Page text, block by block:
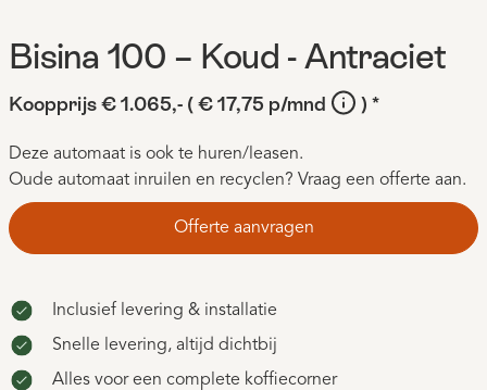
Bisina 100 – Koud - Antraciet
Koopprijs € 1.065,- ( € 17,75 p/mnd ) *
Deze automaat is ook te huren/leasen.
Oude automaat inruilen en recyclen? Vraag een offerte aan.
Offerte aanvragen
Inclusief levering & installatie
Snelle levering, altijd dichtbij
Alles voor een complete koffiecorner